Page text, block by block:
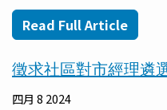
Read Full Article
徵求社區對市經理遴
四月 8 2024